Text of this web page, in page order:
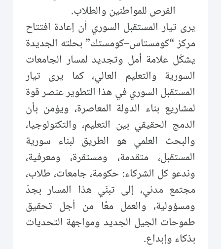
الفرص للمواطنين والطلاب.
يرى تيار المستقبل السوري أن إعادة افتتاح
مركز “كومستاس–كومستك” بحلته الجديدة
يشكّل علامة أمل وتجديد لمسار الجامعات
السورية والتعليم العالي، كما يرى تيار
المستقبل السوري في هذا التطوير عنصر قوة
لمشاريع بناء الدولة المعاصرة، ويؤمن بأن
الدمج الحقيقي بين التعليم، والتكنولوجيا،
والبحث العلمي هو الطريق لبناء سورية
المستقبل، متقدمة، ومستقرة، ومعرفية،
وندعو كل الشركاء: حكومة، جامعات، طلاب،
مجتمع مدني، إلى تبنّي هذا المسار بجدّ
ومسؤولية، والعمل معًا من أجل تحقيق
طموحات الجيل الجديد ومواجهة التحديات
بذكاء وإبداع.